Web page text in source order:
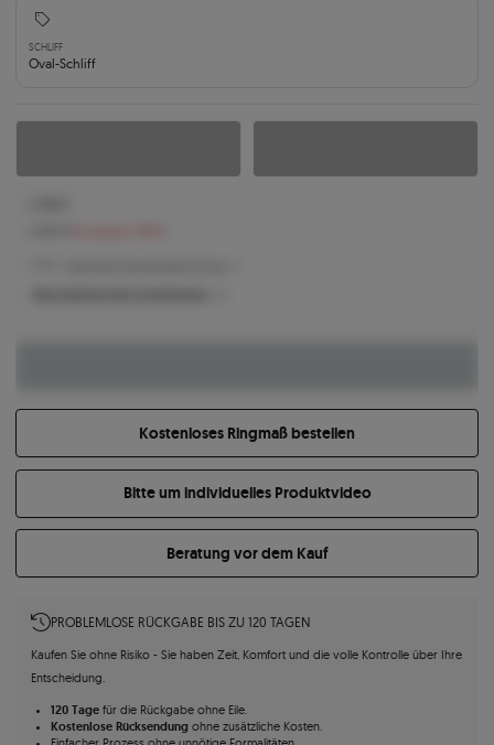
SCHLIFF
Oval-Schliff
Kostenloses Ringmaß bestellen
Bitte um individuelles Produktvideo
Beratung vor dem Kauf
PROBLEMLOSE RÜCKGABE BIS ZU 120 TAGEN
Kaufen Sie ohne Risiko - Sie haben Zeit, Komfort und die volle Kontrolle über Ihre
Entscheidung.
120 Tagefür die Rückgabe ohne Eile.
Kostenlose Rücksendungohne zusätzliche Kosten.